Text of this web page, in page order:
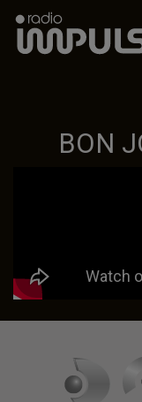
Radio Impuls
BON